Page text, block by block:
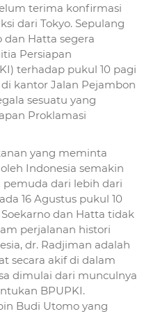
terima konfirmasi
dari Tokyo. Sepulang
dan Hatta segera
Persiapan
terhadap pukul 10 pagi
kantor Jalan Pejambon
sesuatu yang
Proklamasi
yang meminta
Indonesia semakin
dari lebih dari
16 Agustus pukul 10
dan Hatta tidak
perjalanan histori
dr. Radjiman adalah
secara akif di dalam
dimulai dari munculnya
BPUPKI.
Budi Utomo yang